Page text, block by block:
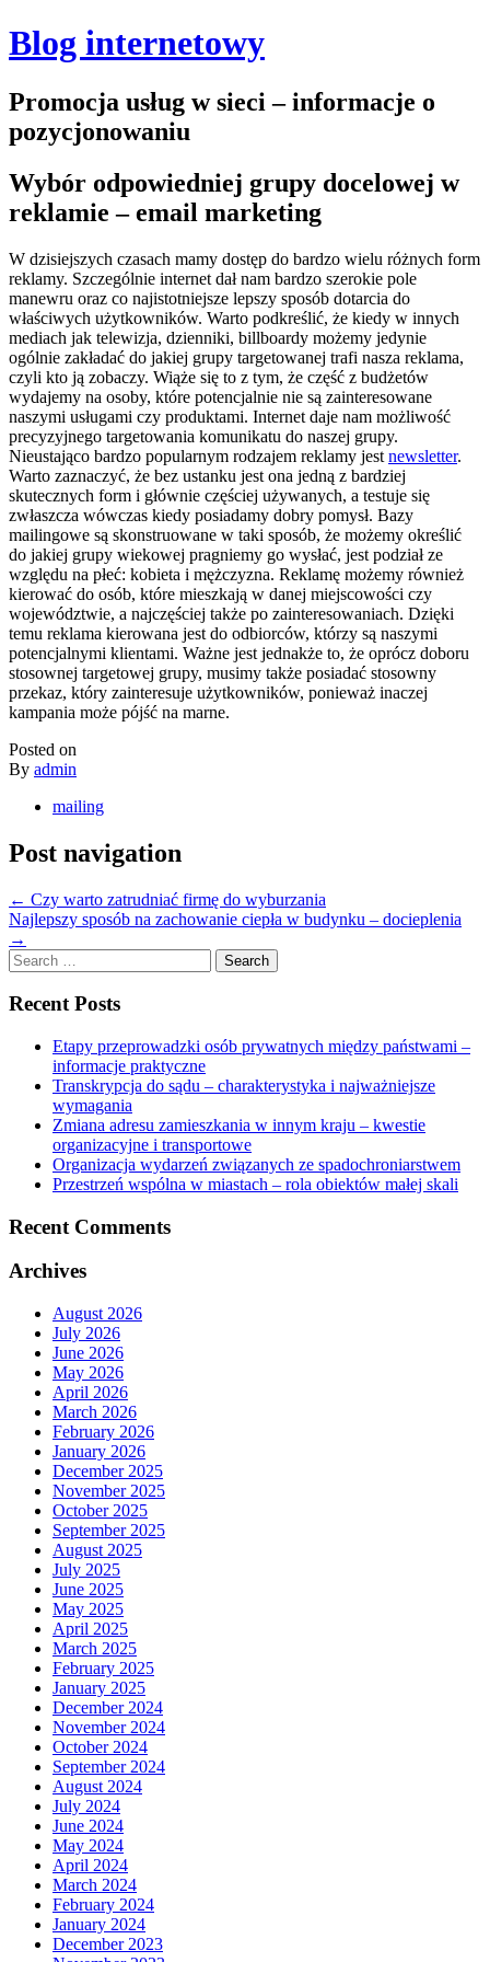
Blog internetowy
Promocja usług w sieci – informacje o
pozycjonowaniu
Wybór odpowiedniej grupy docelowej w
reklamie – email marketing
W dzisiejszych czasach mamy dostęp do bardzo wielu różnych form
reklamy. Szczególnie internet dał nam bardzo szerokie pole
manewru oraz co najistotniejsze lepszy sposób dotarcia do
właściwych użytkowników. Warto podkreślić, że kiedy w innych
mediach jak telewizja, dzienniki, billboardy możemy jedynie
ogólnie zakładać do jakiej grupy targetowanej trafi nasza reklama,
czyli kto ją zobaczy. Wiąże się to z tym, że część z budżetów
wydajemy na osoby, które potencjalnie nie są zainteresowane
naszymi usługami czy produktami. Internet daje nam możliwość
precyzyjnego targetowania komunikatu do naszej grupy.
Nieustająco bardzo popularnym rodzajem reklamy jest newsletter.
Warto zaznaczyć, że bez ustanku jest ona jedną z bardziej
skutecznych form i głównie częściej używanych, a testuje się
zwłaszcza wówczas kiedy posiadamy dobry pomysł. Bazy
mailingowe są skonstruowane w taki sposób, że możemy określić
do jakiej grupy wiekowej pragniemy go wysłać, jest podział ze
względu na płeć: kobieta i mężczyzna. Reklamę możemy również
kierować do osób, które mieszkają w danej miejscowości czy
województwie, a najczęściej także po zainteresowaniach. Dzięki
temu reklama kierowana jest do odbiorców, którzy są naszymi
potencjalnymi klientami. Ważne jest jednakże to, że oprócz doboru
stosownej targetowej grupy, musimy także posiadać stosowny
przekaz, który zainteresuje użytkowników, ponieważ inaczej
kampania może pójść na marne.
Posted on
By admin
mailing
Post navigation
← Czy warto zatrudniać firmę do wyburzania
Najlepszy sposób na zachowanie ciepła w budynku – docieplenia
→
Search
for:
Recent Posts
Etapy przeprowadzki osób prywatnych między państwami –
informacje praktyczne
Transkrypcja do sądu – charakterystyka i najważniejsze
wymagania
Zmiana adresu zamieszkania w innym kraju – kwestie
organizacyjne i transportowe
Organizacja wydarzeń związanych ze spadochroniarstwem
Przestrzeń wspólna w miastach – rola obiektów małej skali
Recent Comments
Archives
August 2026
July 2026
June 2026
May 2026
April 2026
March 2026
February 2026
January 2026
December 2025
November 2025
October 2025
September 2025
August 2025
July 2025
June 2025
May 2025
April 2025
March 2025
February 2025
January 2025
December 2024
November 2024
October 2024
September 2024
August 2024
July 2024
June 2024
May 2024
April 2024
March 2024
February 2024
January 2024
December 2023